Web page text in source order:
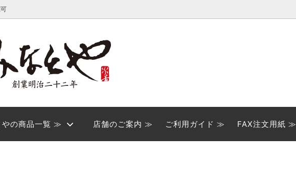
ご家庭用商品
店舗のご案内
やの商品一覧 ≫ 店舗のご案内 ≫ ご利用ガイド ≫ FAX注文用紙 ≫